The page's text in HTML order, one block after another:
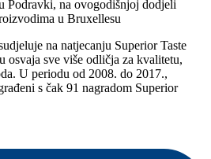
Podravki, na ovogodišnjoj dodjeli
u Bruxellesu
na natjecanju Superior Taste
osvaja sve više odličja za kvalitetu,
U periodu od 2008. do 2017.,
s čak 91 nagradom Superior